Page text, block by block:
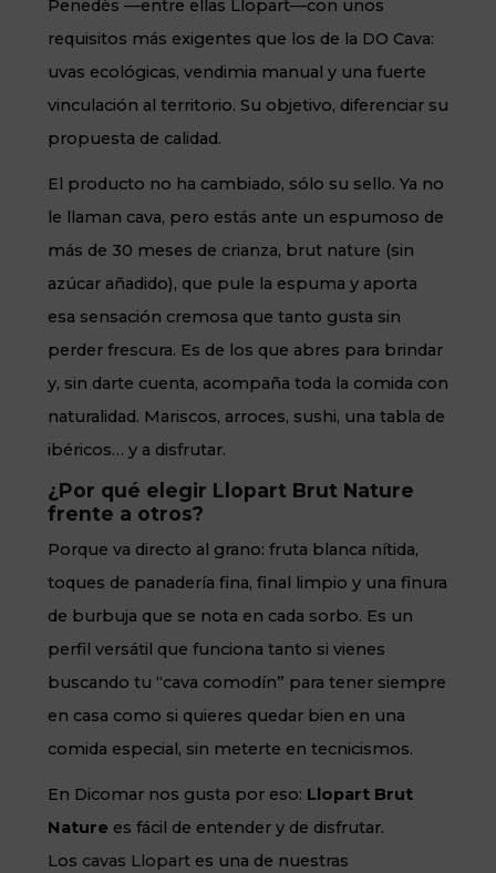
Penedès —entre ellas Llopart—con unos
requisitos más exigentes que los de la DO Cava:
uvas ecológicas, vendimia manual y una fuerte
vinculación al territorio. Su objetivo, diferenciar su
propuesta de calidad.
El producto no ha cambiado, sólo su sello. Ya no
le llaman cava, pero estás ante un espumoso de
más de 30 meses de crianza, brut nature (sin
azúcar añadido), que pule la espuma y aporta
esa sensación cremosa que tanto gusta sin
perder frescura. Es de los que abres para brindar
y, sin darte cuenta, acompaña toda la comida con
naturalidad. Mariscos, arroces, sushi, una tabla de
ibéricos… y a disfrutar.
¿Por qué elegir Llopart Brut Nature
frente a otros?
Porque va directo al grano: fruta blanca nítida,
toques de panadería fina, final limpio y una finura
de burbuja que se nota en cada sorbo. Es un
perfil versátil que funciona tanto si vienes
buscando tu “cava comodín” para tener siempre
en casa como si quieres quedar bien en una
comida especial, sin meterte en tecnicismos.
En Dicomar nos gusta por eso: Llopart Brut
Nature es fácil de entender y de disfrutar.
Los cavas Llopart es una de nuestras